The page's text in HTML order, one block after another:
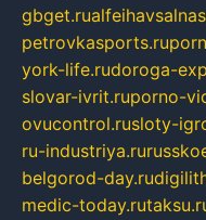
gbget.ru
petrovkasports.ru
york-life.rudoroga-
slovar-ivrit.ruporno-
ovucontrol.rusloty-
ru-industriya.ru
belgorod-day.ru
medic-today.ru